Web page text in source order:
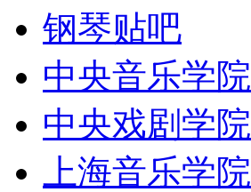
钢琴贴吧
中央音乐学院
中央戏剧学院
上海音乐学院